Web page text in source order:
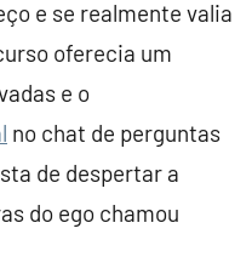
e se realmente valia
oferecia um
e o
no chat de perguntas
de despertar a
do ego chamou